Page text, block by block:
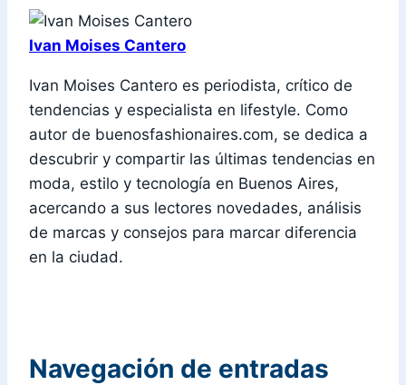
Ivan Moises Cantero
Ivan Moises Cantero es periodista, crítico de
tendencias y especialista en lifestyle. Como
autor de buenosfashionaires.com, se dedica a
descubrir y compartir las últimas tendencias en
moda, estilo y tecnología en Buenos Aires,
acercando a sus lectores novedades, análisis
de marcas y consejos para marcar diferencia
en la ciudad.
Navegación de entradas